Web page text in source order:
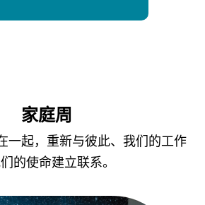
家庭周
一起，重新与彼此、我们的工作
的使命建立联系。